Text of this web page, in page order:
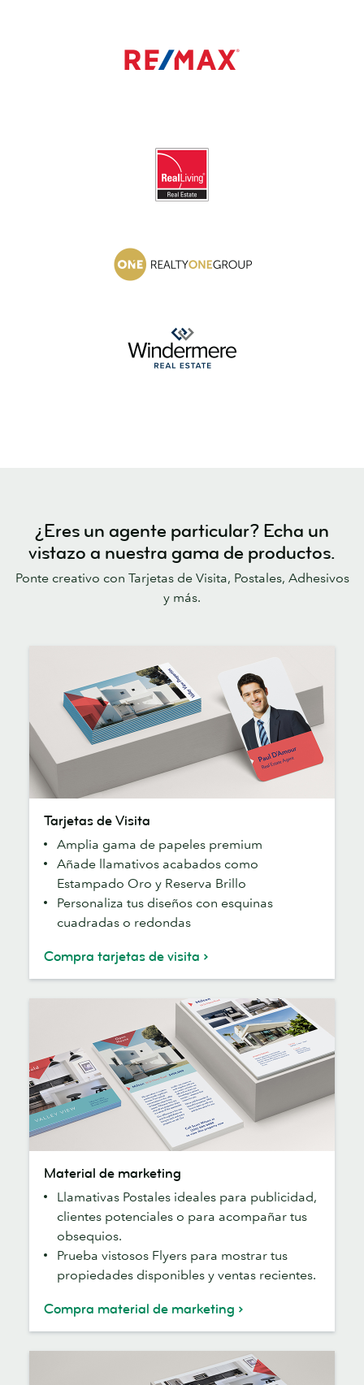
¿Eres un agente particular? Echa un
vistazo a nuestra gama de productos.
Ponte creativo con Tarjetas de Visita, Postales, Adhesivos
y más.
Visita
Tarjetas de Visita
Amplia gama de papeles premium
Añade llamativos acabados como
Estampado Oro y Reserva Brillo
Personaliza tus diseños con esquinas
cuadradas o redondas
Compra tarjetas de visita
marketing
Material de marketing
Llamativas Postales ideales para publicidad,
clientes potenciales o para acompañar tus
obsequios.
Prueba vistosos Flyers para mostrar tus
propiedades disponibles y ventas recientes.
Compra material de marketing